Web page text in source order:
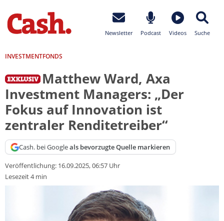
Newsletter Podcast Videos Suche
INVESTMENTFONDS
Matthew Ward, Axa
Investment Managers: „Der
Fokus auf Innovation ist
zentraler Renditetreiber“
Cash. bei Googleals bevorzugte Quelle markieren
Veröffentlichung: 16.09.2025, 06:57 Uhr
Lesezeit 4 min